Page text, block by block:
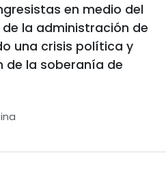
en medio del
la administración de
una crisis política y
de la soberanía de